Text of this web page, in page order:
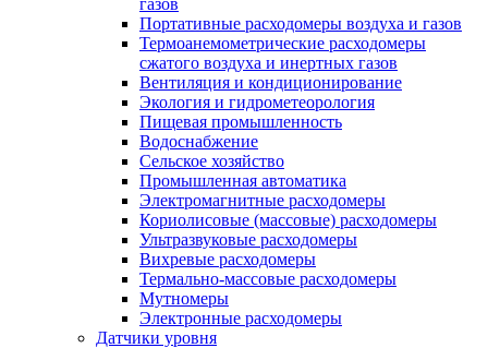
газов
Портативные расходомеры воздуха и газов
Термоанемометрические расходомеры
сжатого воздуха и инертных газов
Вентиляция и кондиционирование
Экология и гидрометеорология
Пищевая промышленность
Водоснабжение
Сельское хозяйство
Промышленная автоматика
Электромагнитные расходомеры
Кориолисовые (массовые) расходомеры
Ультразвуковые расходомеры
Вихревые расходомеры
Термально-массовые расходомеры
Мутномеры
Электронные расходомеры
Датчики уровня